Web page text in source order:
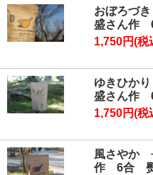
おぼろづ
盛さん作
1,750円(税
ゆきひか
盛さん作
1,750円(税
風さやか
作 6合